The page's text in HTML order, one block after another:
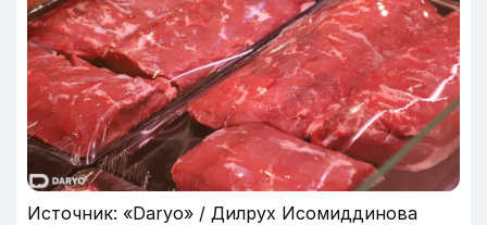
Источник: «Daryo» / Дилрух Исомиддинова